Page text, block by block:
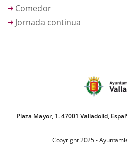
Comedor
Jornada continua
Plaza Mayor, 1. 47001 Valladolid,
Copyright 2025 -